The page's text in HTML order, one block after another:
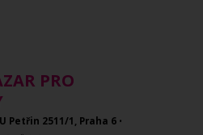
PRO
U Petřin 2511/1, Praha 6 •